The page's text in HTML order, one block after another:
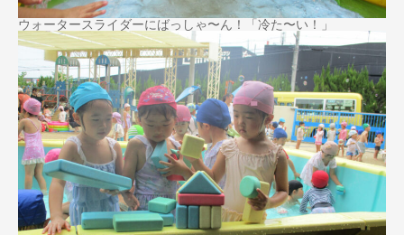
ウォータースライダーにばっしゃ〜ん！「冷た〜い！」